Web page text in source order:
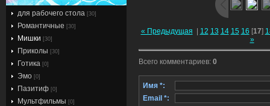
для рабочего стола [30]
Романтичные [30]
Мишки [30]
Приколы [30]
Готика [0]
Эмо [0]
Пазитиф [0]
Мультфильмы [0]
« Предыдущая | 12 13 14 15 16 [17]
»
Всего комментариев: 0
Имя *:
Email *: